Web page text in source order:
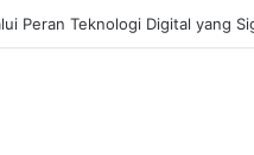
Peran Teknologi Digital yang